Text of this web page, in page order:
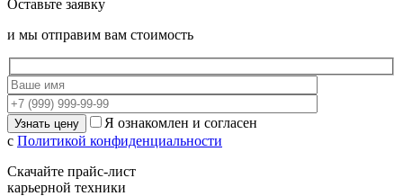
Оставьте заявку
и мы отправим вам стоимость
Я ознакомлен и согласен
с Политикой конфиденциальности
Скачайте прайс-лист
карьерной техники